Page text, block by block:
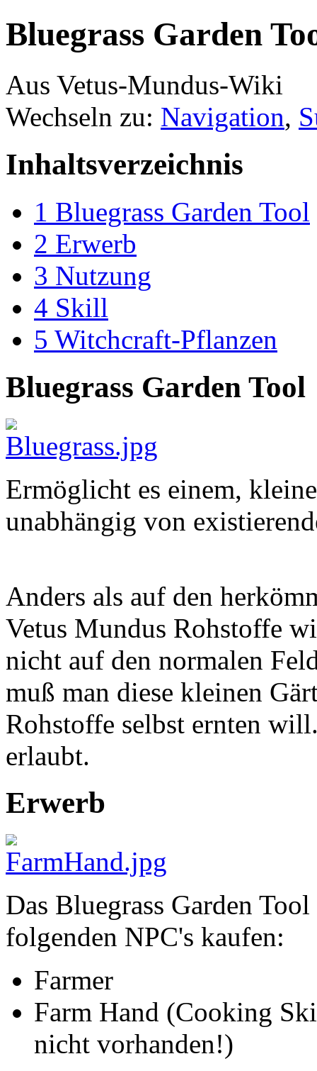
Bluegrass Garden
Aus Vetus-Mundus-Wiki
Wechseln zu: Navigation,
Inhaltsverzeichnis
1 Bluegrass Garden Tool
2 Erwerb
3 Nutzung
4 Skill
5 Witchcraft-Pflanzen
Bluegrass Garden Tool
Ermöglicht es einem,
unabhängig von
Anders als auf den
Vetus Mundus Rohstoffe
nicht auf den normalen
muß man diese kleinen
Rohstoffe selbst ernten
erlaubt.
Erwerb
Das Bluegrass Garden
folgenden NPC's kaufen:
Farmer
Farm Hand (Cooking
nicht vorhanden!)